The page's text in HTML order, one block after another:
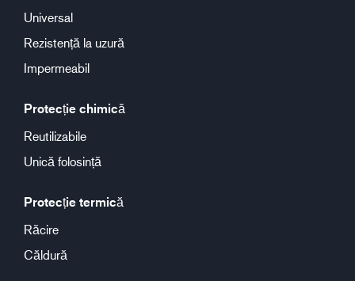
Universal
Rezistență la uzură
Impermeabil
Protecție chimică
Reutilizabile
Unică folosință
Protecție termică
Răcire
Căldură